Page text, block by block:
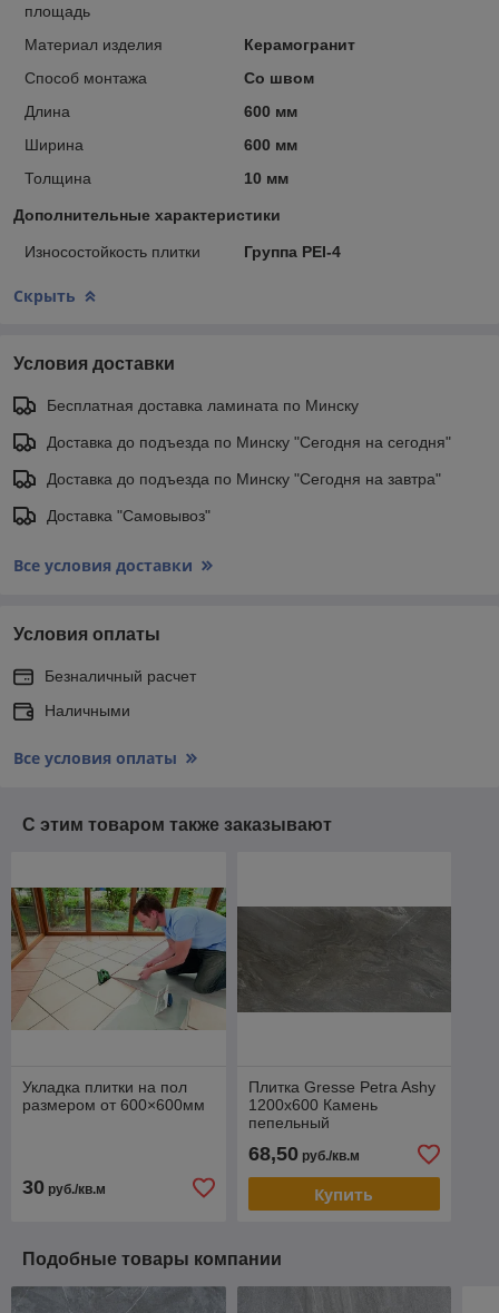
площадь
Материал изделия
Керамогранит
Способ монтажа
Со швом
Длина
600 мм
Ширина
600 мм
Толщина
10 мм
Дополнительные характеристики
Износостойкость плитки Группа PEI-4
Скрыть
Условия доставки
Бесплатная доставка ламината по Минску
Доставка до подъезда по Минску "Сегодня на сегодня"
Доставка до подъезда по Минску "Сегодня на завтра"
Доставка "Самовывоз"
Все условия доставки
Условия оплаты
Безналичный расчет
Наличными
Все условия оплаты
С этим товаром также заказывают
Укладка плитки на пол
размером от 600×600мм
30 руб./кв.м
Плитка Gresse Petra Ashy
1200х600 Камень
пепельный
68,50руб./кв.м
Купить
Подобные товары компании